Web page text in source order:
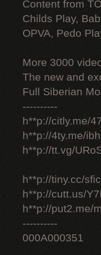
Content from
Childs Play,
OPVA, Pedo
More 3000
The new and
Full Siberian
----------
h**p://citly.me/
h**p://4ty.me/
h**p://tt.vg/
h**p://tiny.cc/
h**p://cutt.us/
h**p://put2.me/
----------
000A000351